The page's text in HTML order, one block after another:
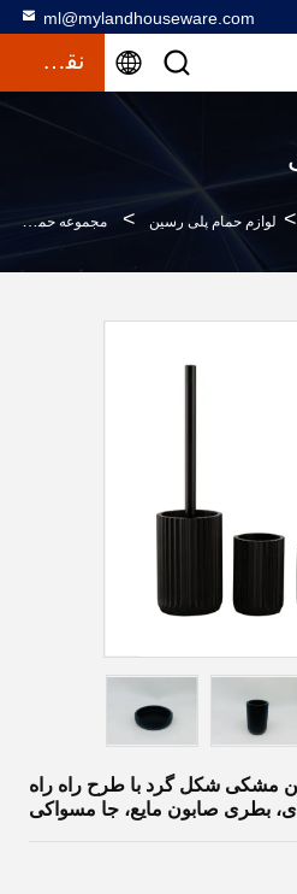
ml@mylandhouseware.com
نقل قول
> لوازم حمام پلی رسین > مجموعه حمام پلی رزین مشکی شکل گرد با طرح راه راه عمودی، بطری صابون مایع، جا مسواکی
مشکی شکل گرد با طرح راه راه
بطری صابون مایع، جا مسواکی